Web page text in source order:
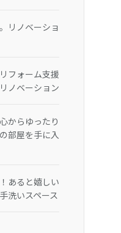
リノベーショ
フォーム支援
ノベーション
からゆったり
部屋を手に入
あると嬉しい
洗いスペース